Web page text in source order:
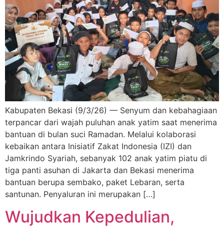
Kabupaten Bekasi (9/3/26) — Senyum dan kebahagiaan
terpancar dari wajah puluhan anak yatim saat menerima
bantuan di bulan suci Ramadan. Melalui kolaborasi
kebaikan antara Inisiatif Zakat Indonesia (IZI) dan
Jamkrindo Syariah, sebanyak 102 anak yatim piatu di
tiga panti asuhan di Jakarta dan Bekasi menerima
bantuan berupa sembako, paket Lebaran, serta
santunan. Penyaluran ini merupakan […]
Wujudkan Kepedulian,